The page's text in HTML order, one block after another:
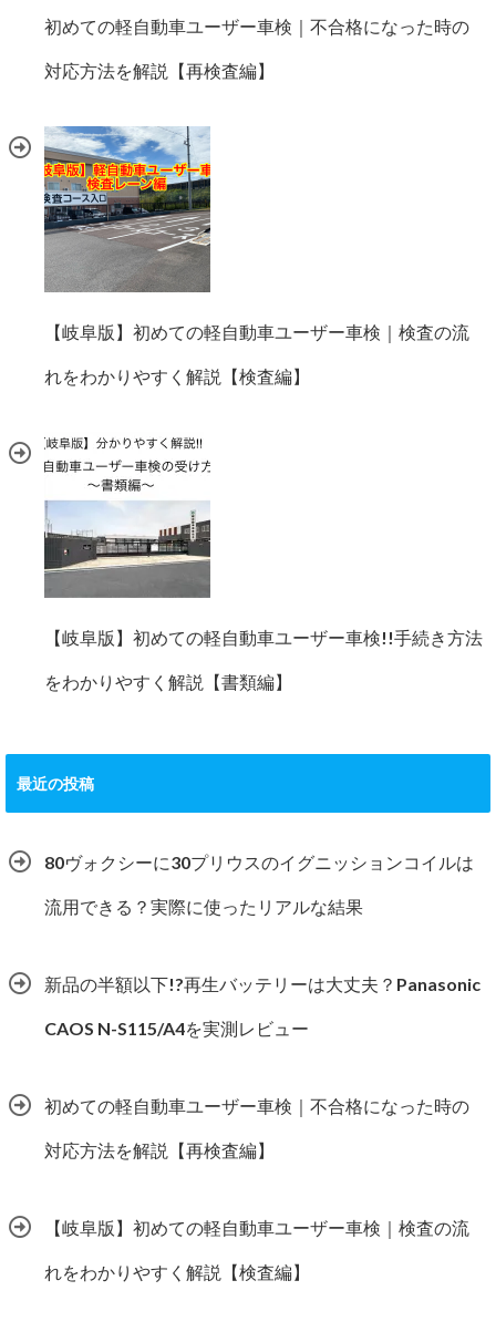
初めての軽自動車ユーザー車検｜不合格になった時の
対応方法を解説【再検査編】
【岐阜版】初めての軽自動車ユーザー車検｜検査の流
れをわかりやすく解説【検査編】
【岐阜版】初めての軽自動車ユーザー車検!!手続き方法
をわかりやすく解説【書類編】
最近の投稿
80ヴォクシーに30プリウスのイグニッションコイルは
流用できる？実際に使ったリアルな結果
新品の半額以下!?再生バッテリーは大丈夫？Panasonic
CAOS N-S115/A4を実測レビュー
初めての軽自動車ユーザー車検｜不合格になった時の
対応方法を解説【再検査編】
【岐阜版】初めての軽自動車ユーザー車検｜検査の流
れをわかりやすく解説【検査編】